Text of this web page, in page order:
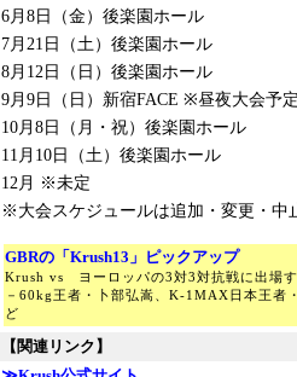
6月8日（金）後楽園ホール
7月21日（土）後楽園ホール
8月12日（日）後楽園ホール
9月9日（日）新宿FACE ※昼夜大会予
10月8日（月・祝）後楽園ホール
11月10日（土）後楽園ホール
12月 ※未定
※大会スケジュールは追加・変更・中
GBRの「Krush13」ピックアップ
Krush vs ヨーロッパの3対3対抗戦に出場
－60kg王者・卜部弘嵩、K-1MAX日本王者
ど
【関連リンク】